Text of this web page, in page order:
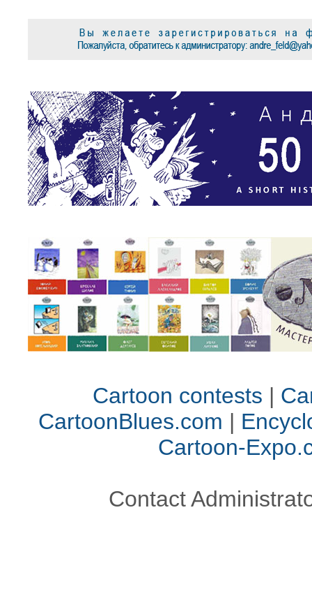
Cartoon contests |
CartoonBlues.com |
Cartoon-
Contact